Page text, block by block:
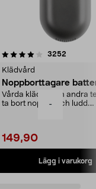
-
3252
Klädvård
Noppborttagare
Vårda kläder och andra
ta bort noppor och ludd.
149,90
Lägg i varukorg
4.5av 5 stjärnor